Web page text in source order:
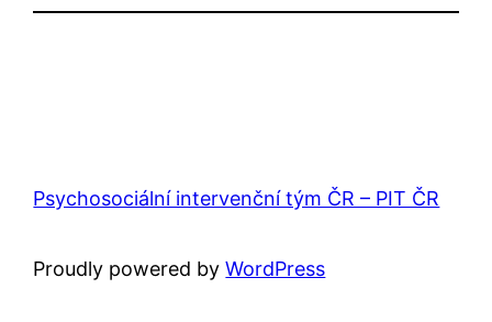
Psychosociální intervenční tým ČR – PIT ČR
Proudly powered byWordPress